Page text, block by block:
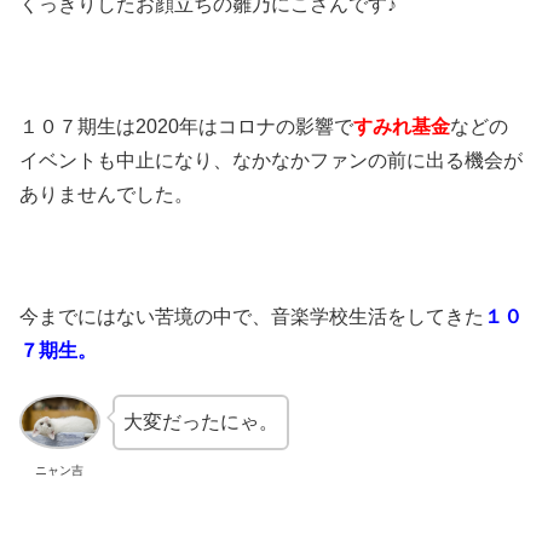
くっきりしたお顔立ちの雛乃にこさんです♪
１０７期生は2020年はコロナの影響ですみれ基金などの
イベントも中止になり、なかなかファンの前に出る機会が
ありませんでした。
今までにはない苦境の中で、音楽学校生活をしてきた １０
７期生。
ニャン吉
大変だったにゃ。